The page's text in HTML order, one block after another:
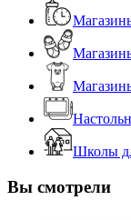
Школы
Вы смотрели